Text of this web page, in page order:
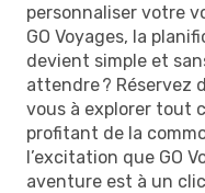
personnaliser votre
GO Voyages, la
devient simple et
attendre ? Réservez
vous à explorer tout
profitant de la
l’excitation que GO
aventure est à un